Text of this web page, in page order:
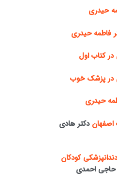
حیدری
فاطمه حیدری
کتاب اول
در پزشک خوب
حیدری
دکتر هادی
کودکان
حاجی احمدی